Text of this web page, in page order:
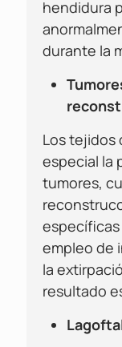
hendidura
durante la
Los tejidos
especial la
tumores,
empleo de
la
resultado